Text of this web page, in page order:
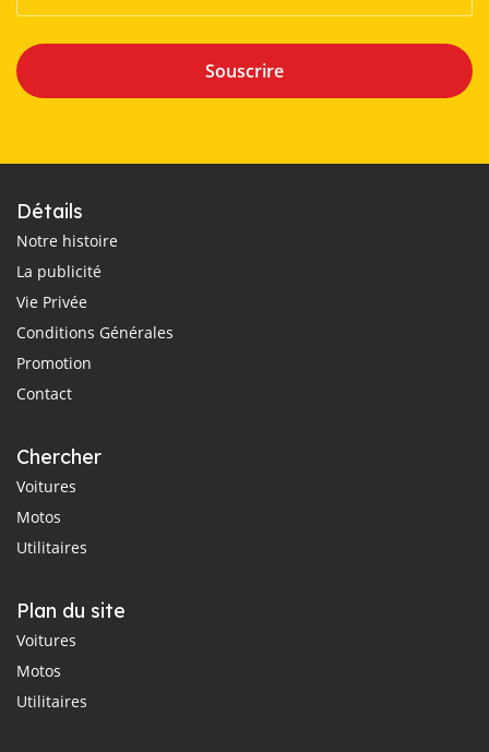
Souscrire
Détails
Notre histoire
La publicité
Vie Privée
Conditions Générales
Promotion
Contact
Chercher
Voitures
Motos
Utilitaires
Plan du site
Voitures
Motos
Utilitaires